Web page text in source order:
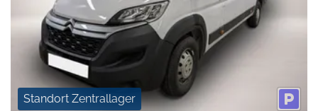
Standort Zentrallager